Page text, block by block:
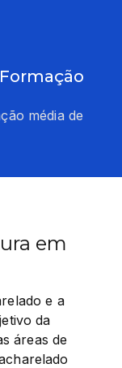
média de
em
e a
da
áreas de